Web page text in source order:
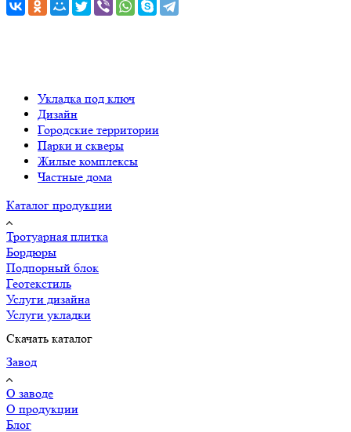
Укладка под ключ
Дизайн
Городские территории
Парки и скверы
Жилые комплексы
Частные дома
Каталог продукции
Тротуарная плитка
Бордюры
Подпорный блок
Геотекстиль
Услуги дизайна
Услуги укладки
Скачать каталог
Завод
О заводе
О продукции
Блог